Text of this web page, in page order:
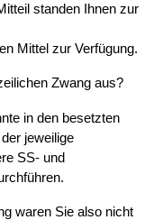
standen Ihnen zur
Mittel zur Verfügung.
Zwang aus?
in den besetzten
jeweilige
SS- und
waren Sie also nicht